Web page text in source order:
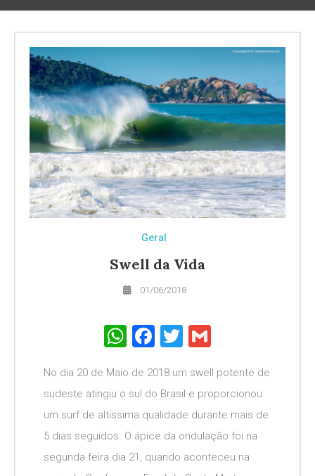
Geral
Swell da Vida
01/06/2018
WhatsApp
Facebook
Twitter
No dia 20 de Maio de 2018 um swell potente de
sudeste atingiu o sul do Brasil e proporcionou
um surf de altíssima qualidade durante mais de
5 dias seguidos. O ápice da ondulação foi na
segunda feira dia 21, quando aconteceu na